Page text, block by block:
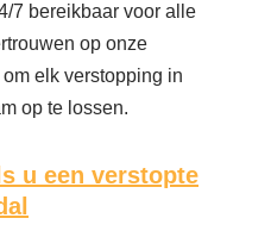
7 bereikbaar voor alle
op onze
elk verstopping in
op te lossen.
u een verstopte